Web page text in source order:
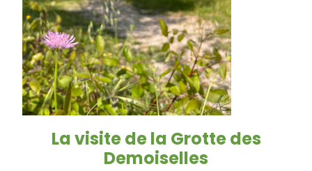
La visite de la Grotte des
Demoiselles